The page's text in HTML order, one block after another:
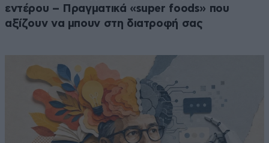
εντέρου – Πραγματικά «super foods» που
αξίζουν να μπουν στη διατροφή σας